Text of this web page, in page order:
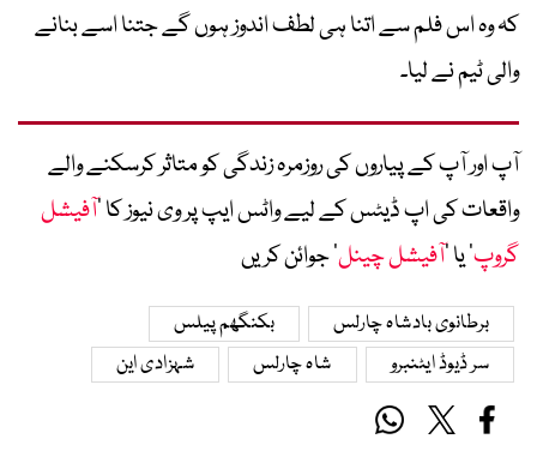
کہ وہ اس فلم سے اتنا ہی لطف اندوز ہوں گے جتنا اسے بنانے
والی ٹیم نے لیا۔
آپ اور آپ کے پیاروں کی روزمرہ زندگی کو متاثر کرسکنے والے
واقعات کی اپ ڈیٹس کے لیے واٹس ایپ پر وی نیوز کا ’آفیشل
گروپ‘ یا ’آفیشل چینل‘ جوائن کریں
برطانوی بادشاہ چارلس
بکنگھم پیلس
سر ڈیوڈ ایٹنبرو
شاہ چارلس شہزادی این